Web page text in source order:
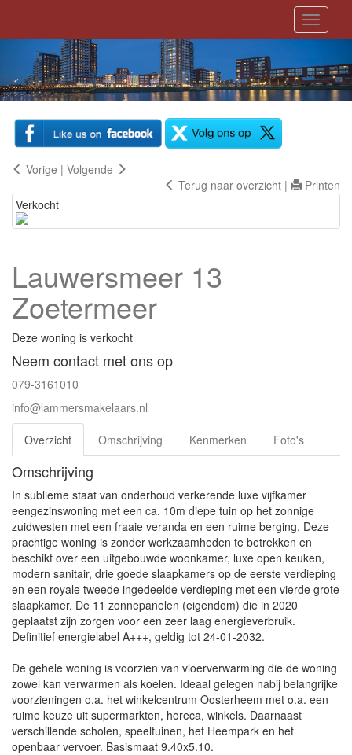
Toggle
Vorige | Volgende
Terug naar overzicht |
Printen
Verkocht
Lauwersmeer 13
Zoetermeer
Deze woning is verkocht
Neem contact met ons op
079-3161010
info@lammersmakelaars.nl
Overzicht Omschrijving Kenmerken Foto's
Omschrijving
In sublieme staat van onderhoud verkerende luxe vijfkamer
eengezinswoning met een ca. 10m diepe tuin op het zonnige
zuidwesten met een fraaie veranda en een ruime berging. Deze
prachtige woning is zonder werkzaamheden te betrekken en
beschikt over een uitgebouwde woonkamer, luxe open keuken,
modern sanitair, drie goede slaapkamers op de eerste verdieping
en een royale tweede ingedeelde verdieping met een vierde grote
slaapkamer. De 11 zonnepanelen (eigendom) die in 2020
geplaatst zijn zorgen voor een zeer laag energieverbruik.
Definitief energielabel A+++, geldig tot 24-01-2032.
De gehele woning is voorzien van vloerverwarming die de woning
zowel kan verwarmen als koelen. Ideaal gelegen nabij belangrijke
voorzieningen o.a. het winkelcentrum Oosterheem met o.a. een
ruime keuze uit supermarkten, horeca, winkels. Daarnaast
verschillende scholen, speeltuinen, het Heempark en het
openbaar vervoer. Basismaat 9.40x5.10.